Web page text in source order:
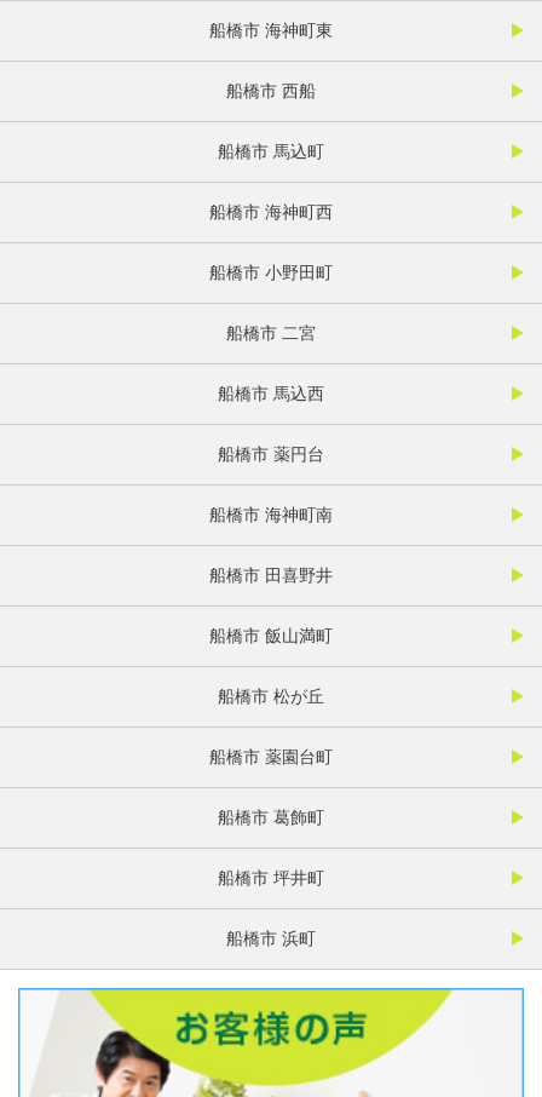
船橋市 海神町東
船橋市 西船
船橋市 馬込町
船橋市 海神町西
船橋市 小野田町
船橋市 二宮
船橋市 馬込西
船橋市 薬円台
船橋市 海神町南
船橋市 田喜野井
船橋市 飯山満町
船橋市 松が丘
船橋市 薬園台町
船橋市 葛飾町
船橋市 坪井町
船橋市 浜町